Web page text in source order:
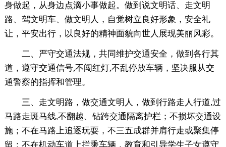
身做起，从身边点滴小事做起。做到说文明话、走文明
路、驾文明车、做文明人，自觉树立良好形象，安全礼
让，平安出行，以良好的精神面貌向世人展现美丽风彩。
二、严守交通法规，共同维护交通安全，做到各行其
道，遵守交通信号,不闯红灯,不乱停放车辆，坚决服从交
通警察的指挥和管理。
三、走文明路，做交通文明人，做到行路走人行道,过
马路走斑马线,不翻越、钻跨交通隔离护栏；不损坏交通设
施；不在马路上追逐玩耍，不三五成群并肩行走或聚集停
留；不在机动车道上拦乘车辆，教育和引导学生子女遵守